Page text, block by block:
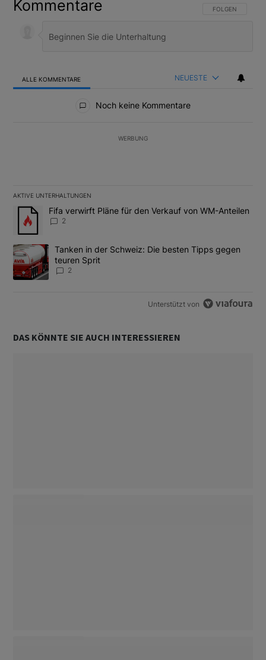
Kommentare FOLGE DIESER
FOLGEN
ALLE KOMMENTARE NEUESTE
Noch keine Kommentare
WERBUNG
AKTIVE UNTERHALTUNGEN
Das Folgende ist eine Liste der am meisten kommentierten
Ein Trendartikel mit dem Titel "Fifa verwirft Pläne für den
Fifa verwirft Pläne für den Verkauf von WM-Anteilen
2
Ein Trendartikel mit dem Titel "Tanken in der Schweiz: Die
Tanken in der Schweiz: Die besten Tipps gegen
teuren Sprit
2
Unterstützt von
DAS KÖNNTE SIE AUCH INTERESSIEREN